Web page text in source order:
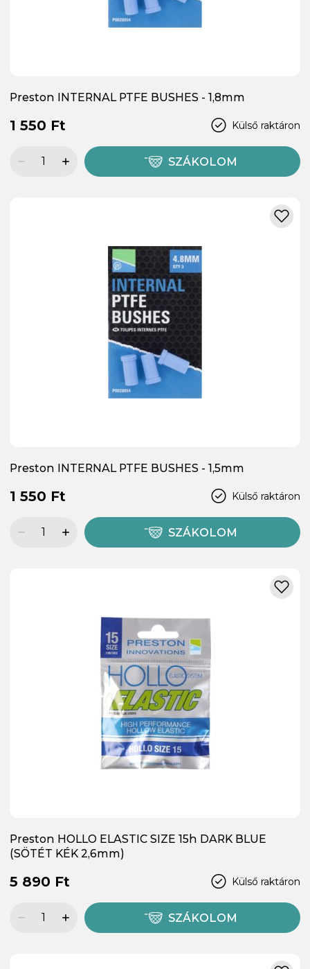
Preston INTERNAL PTFE BUSHES - 1,8mm
Külső raktáron
1 550 Ft
SZÁKOLOM
Preston INTERNAL PTFE BUSHES - 1,5mm
Külső raktáron
1 550 Ft
SZÁKOLOM
Preston HOLLO ELASTIC SIZE 15h DARK BLUE
(SÖTÉT KÉK 2,6mm)
Külső raktáron
5 890 Ft
SZÁKOLOM